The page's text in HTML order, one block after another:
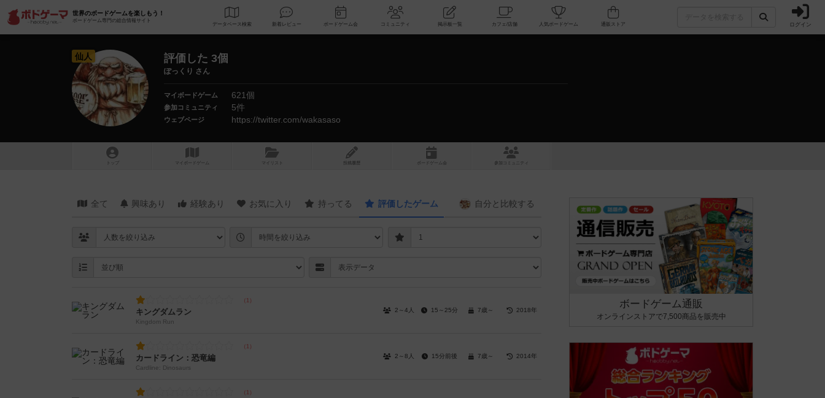
世界のボードゲームを楽しもう！
ボードゲーム専門の総合情報サイト
データベース 検索 新着レビュー ボードゲーム会 コミュニティ 掲示板一覧 カフェ/店舗 人気ボードゲーム ログイン
仙人 評価した 3個
ぽっくり さん
マイボードゲーム 621個
参加コミュニティ 5件
ウェブページ https://twitter.com/wakasaso
トップ マイボードゲーム マイリスト 投稿履歴 ボ ドゲ ーム コミュニティ
全て 興味あり 経験あり お気に入り 持ってる 評価したゲーム 自分と 比較する
キングダムラン
Kingdom Run
2～4人 15～25分 7歳～ 2018年
カードライン：恐竜編
Cardline: Dinosaurs
2～8人 15分前後 7歳～ 2014年
ボードゲーム通販
オンラインストアで7,500商品を販売中